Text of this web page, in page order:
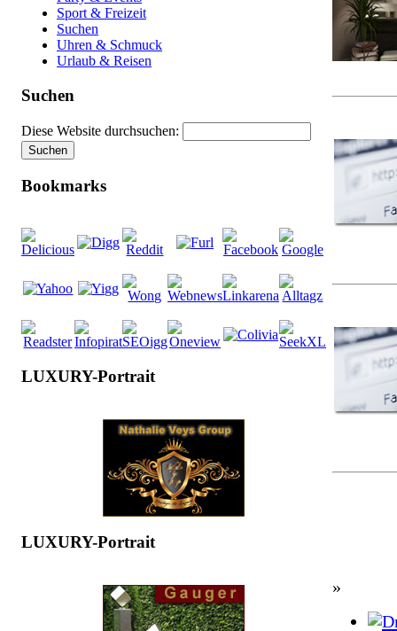
Sport & Freizeit
Suchen
Uhren & Schmuck
Urlaub & Reisen
Suchen
Diese Website durchsuchen:
Bookmarks
LUXURY-Portrait
LUXURY-Portrait
»